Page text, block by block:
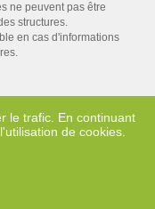
ne peuvent pas être
structures.
en cas d'informations
le trafic. En continuant
de cookies.